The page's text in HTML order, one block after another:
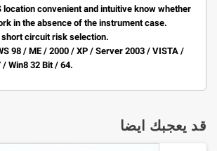
location convenient and intuitive know whether
in the absence of the instrument case.
short circuit risk selection.
98 / ME / 2000 / XP / Server 2003 / VISTA /
Win8 32 Bit / 64.
قد يعجبك ايضا